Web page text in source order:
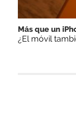
Más que un
¿El móvil